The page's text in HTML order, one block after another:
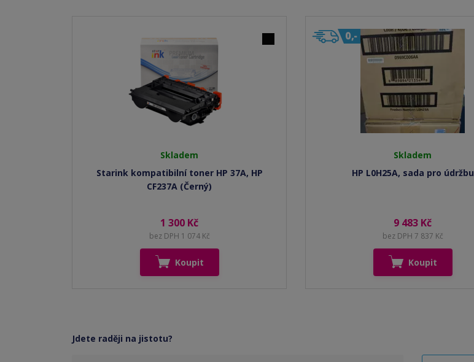
Skladem
Starink kompatibilní toner HP 37A, HP
CF237A (Černý)
1 300 Kč
bez DPH 1 074 Kč
Koupit
Skladem
HP L0H25A, sada pro údržbu
9 483 Kč
bez DPH 7 837 Kč
Koupit
Jdete raději na jistotu?